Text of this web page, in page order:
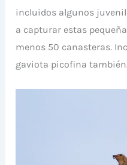
incluidos algunos
a capturar estas
menos 50 canasteras.
gaviota picofina también.